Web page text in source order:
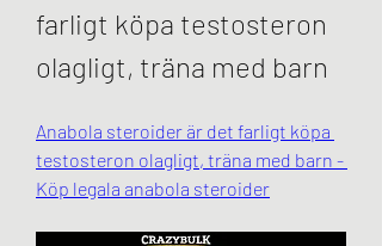
farligt köpa testosteron
olagligt, träna med barn
Anabola steroider är det farligt köpa
testosteron olagligt, träna med barn -
Köp legala anabola steroider